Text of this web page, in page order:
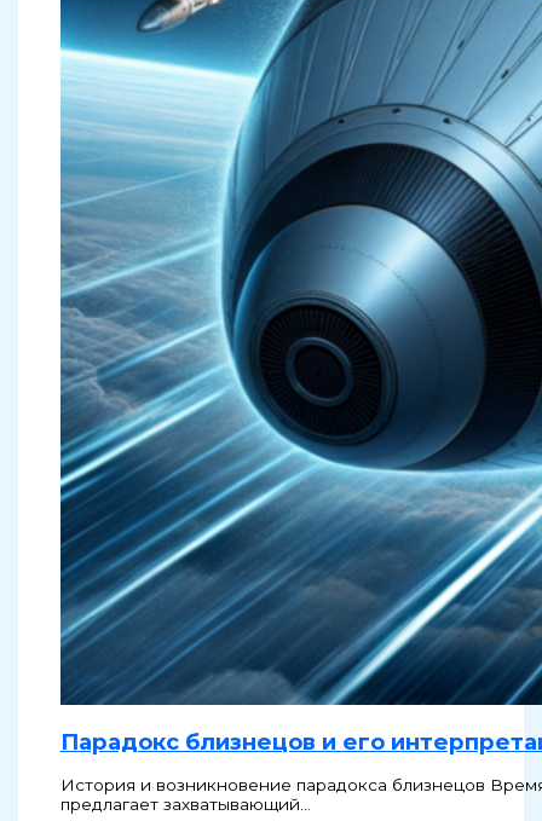
Парадокс близнецов и его
История и возникновение парадокса близнецов
предлагает захватывающий…